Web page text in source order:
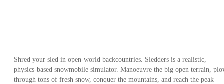
Shred your sled in open-world backcountries. Sledders is a realistic,
physics-based snowmobile simulator. Manoeuvre the big open terrain,
through tons of fresh snow, conquer the mountains, and reach the peak